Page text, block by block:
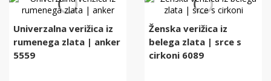
Univerzalna verižica iz
rumenega zlata | anker
5559
Ženska verižica iz
belega zlata | srce s
cirkoni 6089